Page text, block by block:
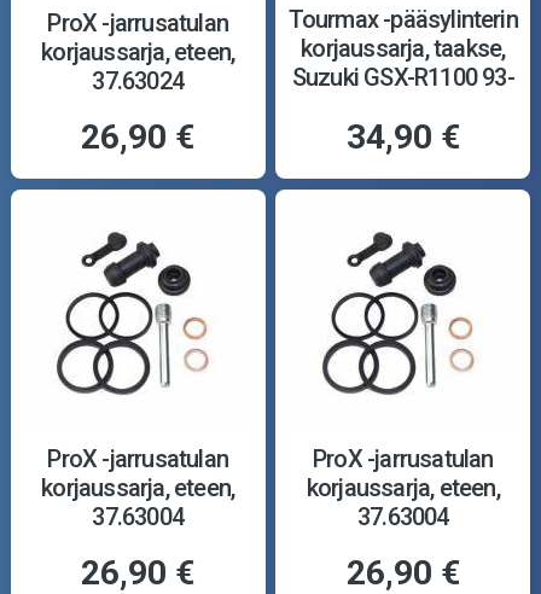
ProX -jarrusatulan
korjaussarja, eteen,
37.63024
26,90 €
Tourmax -pääsylinterin
korjaussarja, taakse,
Suzuki GSX-R1100 93-
34,90 €
ProX -jarrusatulan
korjaussarja, eteen,
37.63004
26,90 €
ProX -jarrusatulan
korjaussarja, eteen,
37.63004
26,90 €